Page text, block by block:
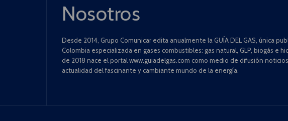
Nosotros
Desde 2014, Grupo Comunicar edita anualmente la GUÍA DEL GAS, única
Colombia especializada en gases combustibles: gas natural, GLP, biogás e
de 2018 nace el portal www.guiadelgas.com como medio de difusión
actualidad del fascinante y cambiante mundo de la energía.